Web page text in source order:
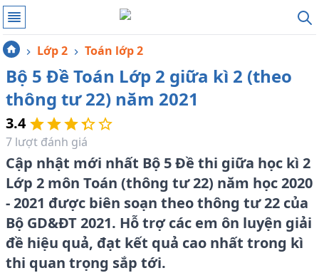
Lớp 2 Toán lớp 2
Bộ 5 Đề Toán Lớp 2 giữa kì 2 (theo
thông tư 22) năm 2021
Cập nhật mới nhất Bộ 5 Đề thi giữa học kì 2
Lớp 2 môn Toán (thông tư 22) năm học 2020
- 2021 được biên soạn theo thông tư 22 của
Bộ GD&ĐT 2021. Hỗ trợ các em ôn luyện giải
đề hiệu quả, đạt kết quả cao nhất trong kì
thi quan trọng sắp tới.
3.4
7 lượt đánh giá